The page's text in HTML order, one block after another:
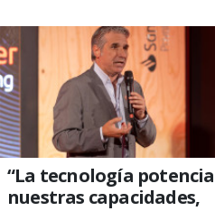
“La tecnología potencia
nuestras capacidades,